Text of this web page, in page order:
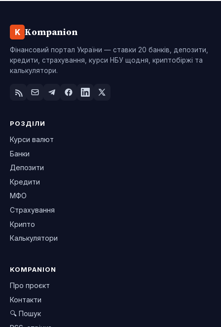
K Kompanion
Фінансовий портал України — ставки 20 банків, депозити,
кредити, страхування, курси НБУ щодня, криптобіржі та
калькулятори.
РОЗДІЛИ
Курси валют
Банки
Депозити
Кредити
МФО
Страхування
Крипто
Калькулятори
KOMPANION
Про проєкт
Контакти
🔍 Пошук